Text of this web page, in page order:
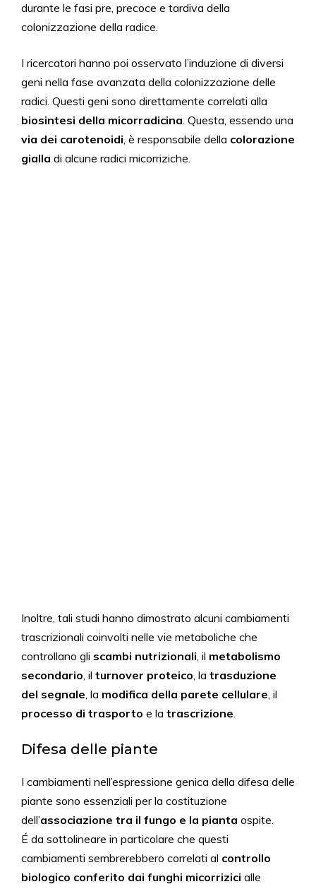
durante le fasi pre, precoce e tardiva della
colonizzazione della radice.
I ricercatori hanno poi osservato l’induzione di diversi
geni nella fase avanzata della colonizzazione delle
radici. Questi geni sono direttamente correlati alla
biosintesi della micorradicina. Questa, essendo una
via dei carotenoidi, è responsabile della colorazione
gialla di alcune radici micorriziche.
Inoltre, tali studi hanno dimostrato alcuni cambiamenti
trascrizionali coinvolti nelle vie metaboliche che
controllano gli scambi nutrizionali, il metabolismo
secondario, il turnover proteico, la trasduzione
del segnale, la modifica della parete cellulare, il
processo di trasporto e la trascrizione.
Difesa delle piante
I cambiamenti nell’espressione genica della difesa delle
piante sono essenziali per la costituzione
dell’associazione tra il fungo e la pianta ospite.
É da sottolineare in particolare che questi
cambiamenti sembrerebbero correlati al controllo
biologico conferito dai funghi micorrizici alle